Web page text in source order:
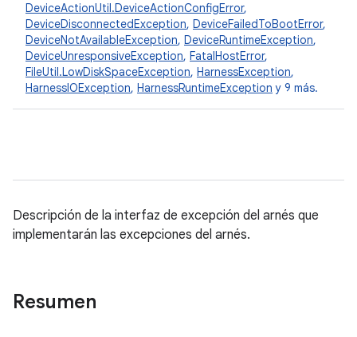
DeviceActionUtil.DeviceActionConfigError,
DeviceDisconnectedException, DeviceFailedToBootError,
DeviceNotAvailableException, DeviceRuntimeException,
DeviceUnresponsiveException, FatalHostError,
FileUtil.LowDiskSpaceException, HarnessException,
HarnessIOException, HarnessRuntimeException y 9 más.
Descripción de la interfaz de excepción del arnés que
implementarán las excepciones del arnés.
Resumen